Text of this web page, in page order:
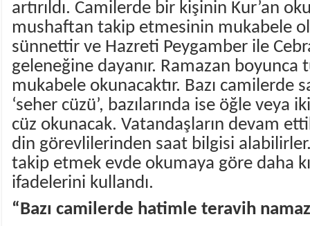
artırıldı. Camilerde bir kişinin Kur’an
mushaftan takip etmesinin mukabele
sünnettir ve Hazreti Peygamber ile
geleneğine dayanır. Ramazan boyunca
mukabele okunacaktır. Bazı camilerde
‘seher cüzü’, bazılarında ise öğle veya
cüz okunacak. Vatandaşların devam
din görevlilerinden saat bilgisi
takip etmek evde okumaya göre daha
ifadelerini kullandı.
“Bazı camilerde hatimle teravih